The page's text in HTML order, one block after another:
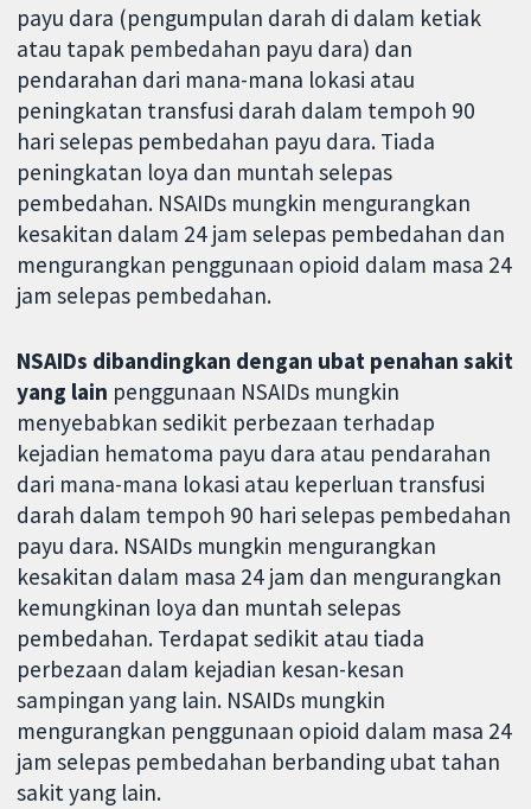
payu dara (pengumpulan darah di dalam ketiak
atau tapak pembedahan payu dara) dan
pendarahan dari mana-mana lokasi atau
peningkatan transfusi darah dalam tempoh 90
hari selepas pembedahan payu dara. Tiada
peningkatan loya dan muntah selepas
pembedahan. NSAIDs mungkin mengurangkan
kesakitan dalam 24 jam selepas pembedahan dan
mengurangkan penggunaan opioid dalam masa 24
jam selepas pembedahan.
NSAIDs dibandingkan dengan ubat penahan sakit
yang lain penggunaan NSAIDs mungkin
menyebabkan sedikit perbezaan terhadap
kejadian hematoma payu dara atau pendarahan
dari mana-mana lokasi atau keperluan transfusi
darah dalam tempoh 90 hari selepas pembedahan
payu dara. NSAIDs mungkin mengurangkan
kesakitan dalam masa 24 jam dan mengurangkan
kemungkinan loya dan muntah selepas
pembedahan. Terdapat sedikit atau tiada
perbezaan dalam kejadian kesan-kesan
sampingan yang lain. NSAIDs mungkin
mengurangkan penggunaan opioid dalam masa 24
jam selepas pembedahan berbanding ubat tahan
sakit yang lain.